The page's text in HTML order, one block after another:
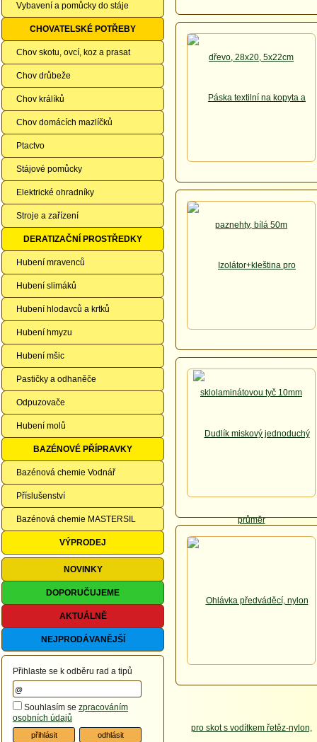
Vybavení a pomůcky do stáje
CHOVATELSKÉ POTŘEBY
Chov skotu, ovcí, koz a prasat
Chov drůbeže
Chov králíků
Chov domácích mazlíčků
Ptactvo
Stájové pomůcky
Elektrické ohradníky
Stroje a zařízení
DERATIZAČNÍ PROSTŘEDKY
Hubení mravenců
Hubení slimáků
Hubení hlodavců a krtků
Hubení hmyzu
Hubení mšic
Pastičky a odhaněče
Odpuzovače
Hubení molů
BAZÉNOVÉ PŘÍPRAVKY
Bazénová chemie Vodnář
Příslušenství
Bazénová chemie MASTERSIL
VÝPRODEJ
NOVINKY
DOPORUČUJEME
AKTUÁLNĚ
NEJPRODÁVANĚJŠÍ
Přihlaste se k odběru rad a tipů
Souhlasím se zpracováním
osobních údajů